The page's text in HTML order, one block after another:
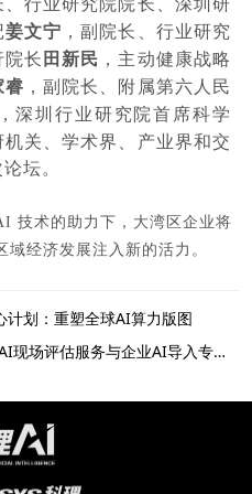
姜文宁 ，副院长、行业研究
院长田新民 ，主动健康战略
睿 ，副院长、附属第六人民
，深圳行业研究院首席科学
机关、学术界、产业界和交
坛。
技术的助力下，大湾区企业将
经济发展注入新的活力。
计划：重塑全球AI算力版图
下一条：科理AI&新能源公司召开AI现场评估服务与企业AI导入专题交流会议